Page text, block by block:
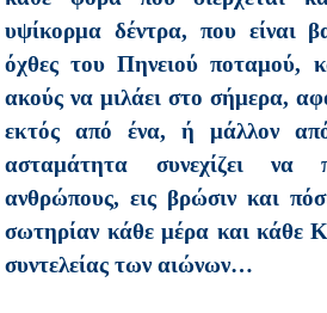
υψίκορμα δέντρα, που είναι
όχθες του Πηνειού ποταμού,
ακούς να μιλάει στο σήμερα,
εκτός από ένα, ή μάλλον
ασταμάτητα συνεχίζει να
ανθρώπους, εις βρώσιν και
σωτηρίαν κάθε μέρα και κάθε
συντελείας των αιώνων…